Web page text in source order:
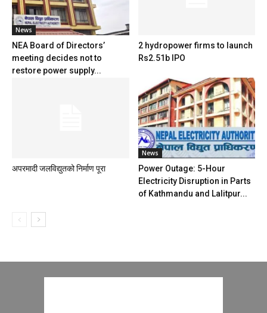
News
NEA Board of Directors’
meeting decides not to
restore power supply...
2 hydropower firms to launch
Rs2.51b IPO
अपरमादी जलविद्युतको निर्माण पूरा
News
Power Outage: 5-Hour
Electricity Disruption in Parts
of Kathmandu and Lalitpur...